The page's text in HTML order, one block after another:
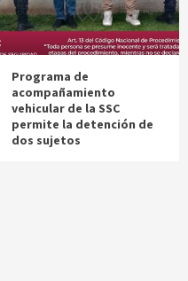
Programa de
acompañamiento
vehicular de la SSC
permite la detención de
dos sujetos